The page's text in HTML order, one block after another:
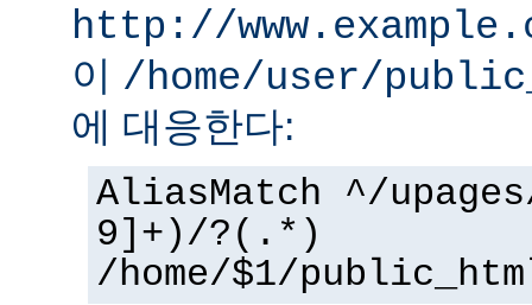
http://
이 /home/user/
에 대응한다:
AliasMatch ^/
9]+)/?(.*)
/home/$1/